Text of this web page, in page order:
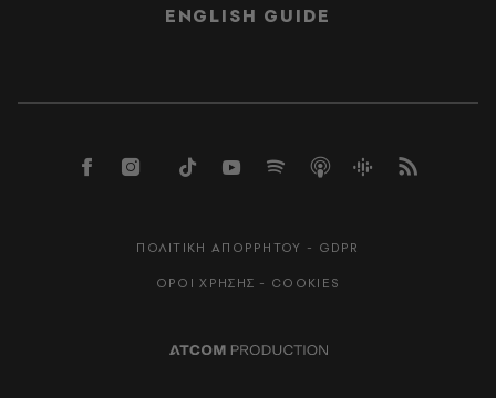
ENGLISH GUIDE
ΠΟΛΙΤΙΚΗ ΑΠΟΡΡΗΤΟΥ - GDPR
ΟΡΟΙ ΧΡΗΣΗΣ - COOKIES